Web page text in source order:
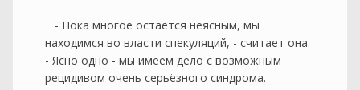
- Пока многое остаётся неясным, мы
находимся во власти спекуляций, - считает она.
- Ясно одно - мы имеем дело с возможным
рецидивом очень серьёзного синдрома.